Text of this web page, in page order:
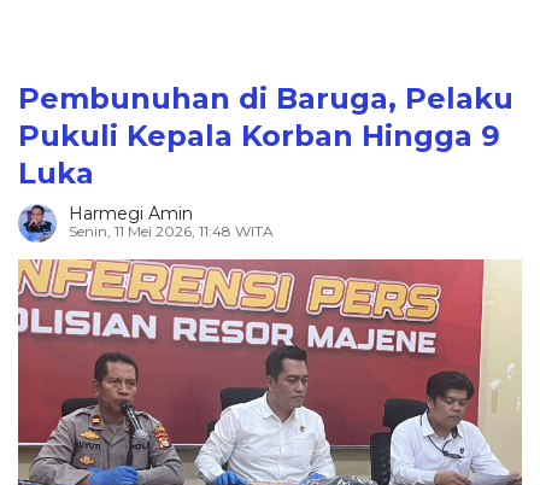
Pembunuhan di Baruga, Pelaku
Pukuli Kepala Korban Hingga 9
Luka
Harmegi Amin
Senin, 11 Mei 2026, 11:48 WITA